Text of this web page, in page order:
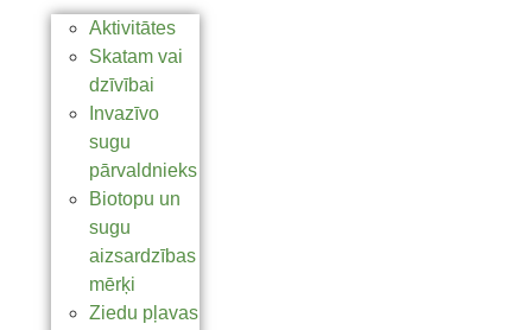
Aktivitātes
Skatam vai
dzīvībai
Invazīvo
sugu
pārvaldnieks
Biotopu un
sugu
aizsardzības
mērķi
Ziedu pļavas